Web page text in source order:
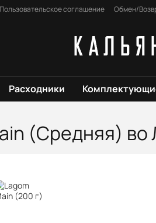
Пользовательское соглашение Обмен/
Расходники
(Средняя) во